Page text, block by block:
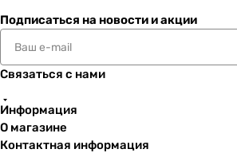
Подписаться на новости и акции
Связаться с нами
Информация
О магазине
Контактная информация